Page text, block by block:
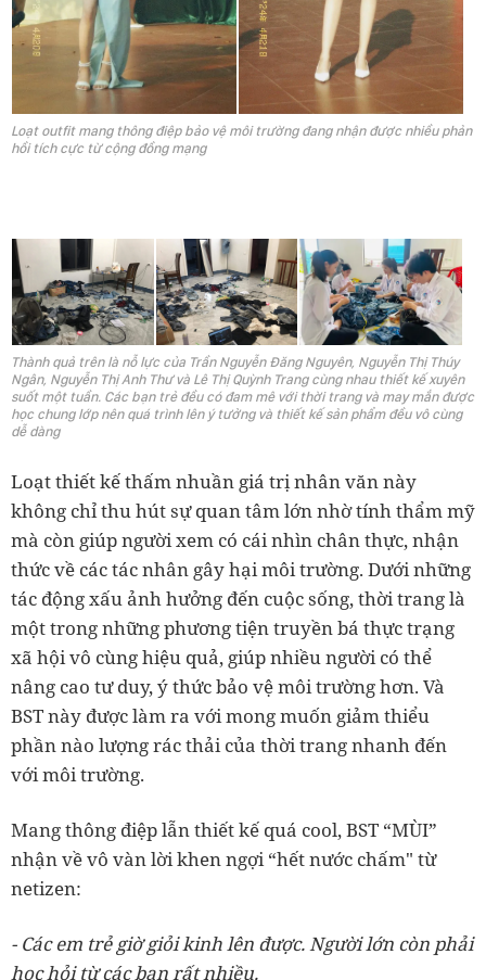
Loạt outfit mang thông điệp bảo vệ môi trường đang nhận được nhiều phản
hồi tích cực từ cộng đồng mạng
Thành quả trên là nỗ lực của Trần Nguyễn Đăng Nguyên, Nguyễn Thị Thúy
Ngân, Nguyễn Thị Anh Thư và Lê Thị Quỳnh Trang cùng nhau thiết kế xuyên
suốt một tuần. Các bạn trẻ đều có đam mê với thời trang và may mắn được
học chung lớp nên quá trình lên ý tưởng và thiết kế sản phẩm đều vô cùng
dễ dàng
Loạt thiết kế thấm nhuần giá trị nhân văn này
không chỉ thu hút sự quan tâm lớn nhờ tính thẩm mỹ
mà còn giúp người xem có cái nhìn chân thực, nhận
thức về các tác nhân gây hại môi trường. Dưới những
tác động xấu ảnh hưởng đến cuộc sống, thời trang là
một trong những phương tiện truyền bá thực trạng
xã hội vô cùng hiệu quả, giúp nhiều người có thể
nâng cao tư duy, ý thức bảo vệ môi trường hơn. Và
BST này được làm ra với mong muốn giảm thiểu
phần nào lượng rác thải của thời trang nhanh đến
với môi trường.
Mang thông điệp lẫn thiết kế quá cool, BST “MÙI”
nhận về vô vàn lời khen ngợi “hết nước chấm" từ
netizen:
- Các em trẻ giờ giỏi kinh lên được. Người lớn còn phải
học hỏi từ các bạn rất nhiều.